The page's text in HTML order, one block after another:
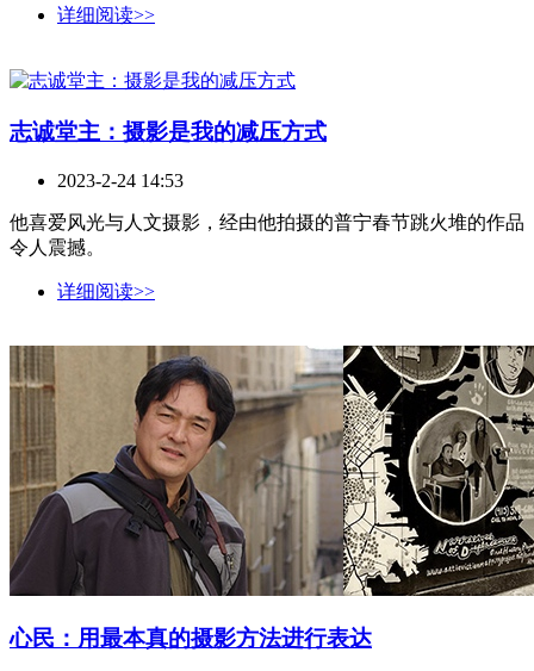
详细阅读>>
志诚堂主：摄影是我的减压方式
2023-2-24 14:53
他喜爱风光与人文摄影，经由他拍摄的普宁春节跳火堆的作品
令人震撼。
详细阅读>>
心民：用最本真的摄影方法进行表达